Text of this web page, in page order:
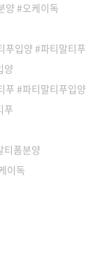
양 #오케이독
푸입양 #파티말티푸
양
푸 #파티말티푸입양
푸
티폼분양
이독